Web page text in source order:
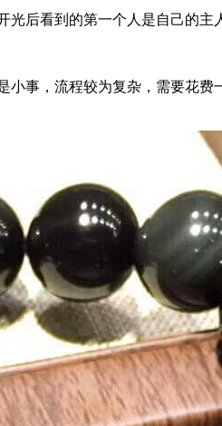
后看到的第一个人是自己的主
事，流程较为复杂，需要花